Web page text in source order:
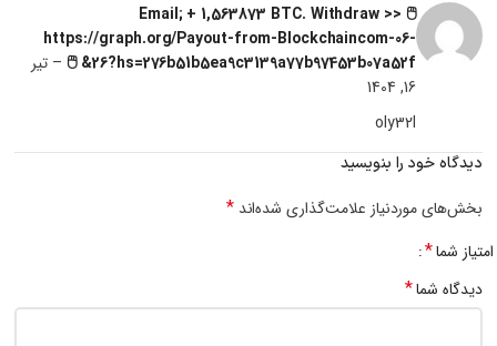
🖱 Email; + 1,563873 BTC. Withdraw >>
https://graph.org/Payout-from-Blockchaincom-06-
26?hs=276b51b5ea9c3139a77b97453b07a52f& 🖱
– تیر
16, 1404
oly32l
دیدگاه خود را بنویسید
بخش‌های موردنیاز علامت‌گذاری شده‌اند*
امتیاز شما*
دیدگاه شما*